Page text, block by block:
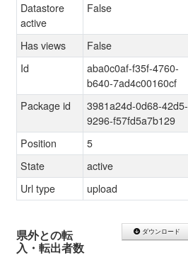
ダウンロード
県外との転
入・転出者数
Datastore
active
False
Has views
False
Id
aba0c0af-f35f-4760-
b640-7ad4c00160cf
Package id
3981a24d-0d68-42d5-
9296-f57fd5a7b129
Position
5
State
active
Url type
upload